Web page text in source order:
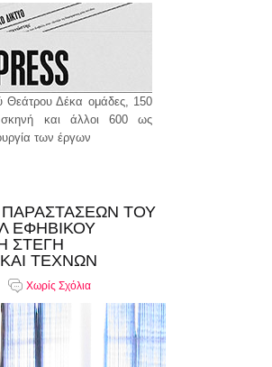
Θεάτρου Δέκα ομάδες, 150
και άλλοι 600 ως
των έργων
ΤΟΥ
ΕΦΗΒΙΚΟΥ
ΣΤΕΓΗ
ΤΕΧΝΩΝ
Χωρίς Σχόλια